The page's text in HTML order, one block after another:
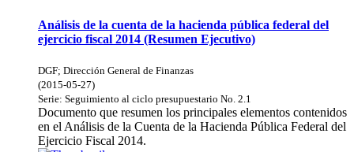
Análisis de la cuenta de la hacienda pública federal del
ejercicio fiscal 2014 (Resumen Ejecutivo)
DGF; Dirección General de Finanzas
(2015-05-27)
Serie: Seguimiento al ciclo presupuestario No. 2.1
Documento que resumen los principales elementos contenidos
en el Análisis de la Cuenta de la Hacienda Pública Federal del
Ejercicio Fiscal 2014.